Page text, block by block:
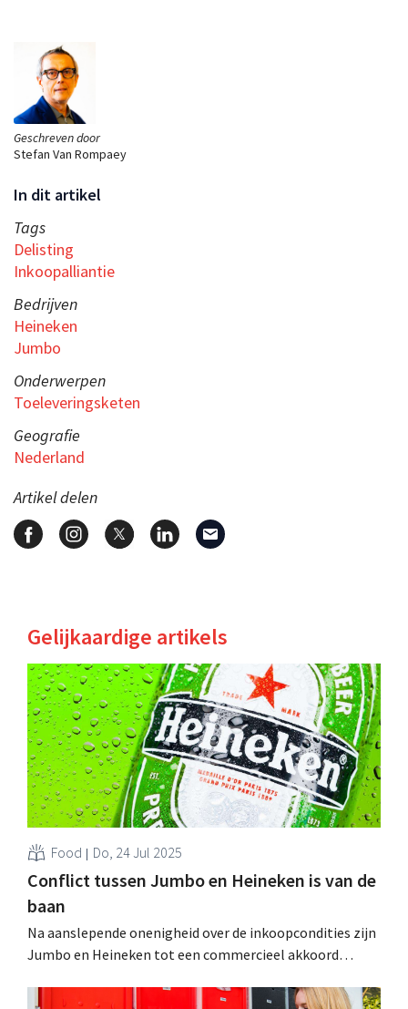
Geschreven door
Stefan Van Rompaey
In dit artikel
Tags
Delisting
Inkoopalliantie
Bedrijven
Heineken
Jumbo
Onderwerpen
Toeleveringsketen
Geografie
Nederland
Artikel delen
Gelijkaardige artikels
Food Do, 24 Jul 2025
Conflict tussen Jumbo en Heineken is van de
baan
Na aanslepende onenigheid over de inkoopcondities zijn
Jumbo en Heineken tot een commercieel akkoord
producten keren snel weer terug in de winkelrekken. .